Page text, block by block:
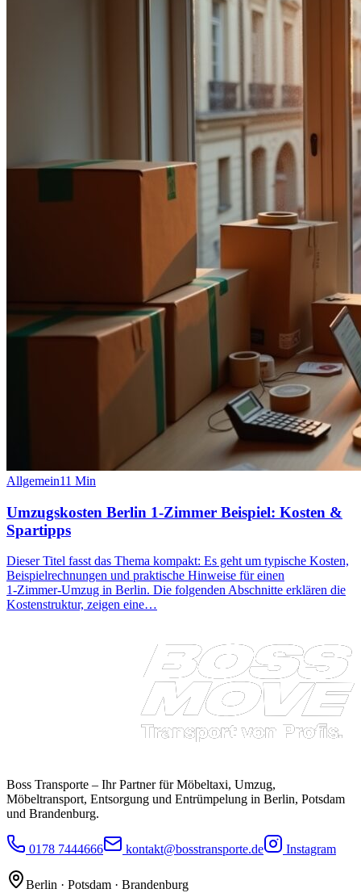
Allgemein11 Min
Umzugskosten Berlin 1‑Zimmer Beispiel: Kosten &
Spartipps
Dieser Titel fasst das Thema kompakt: Es geht um typische Kosten,
Beispielrechnungen und praktische Hinweise für einen
1‑Zimmer‑Umzug in Berlin. Die folgenden Abschnitte erklären die
Kostenstruktur, zeigen eine…
Boss Transporte – Ihr Partner für Möbeltaxi, Umzug,
Möbeltransport, Entsorgung und Entrümpelung in Berlin, Potsdam
und Brandenburg.
0178 7444666 kontakt@bosstransporte.de Instagram
Berlin · Potsdam · Brandenburg